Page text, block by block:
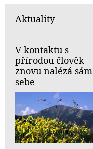
Aktuality
V kontaktu s
přírodou člověk
znovu nalézá sám
sebe